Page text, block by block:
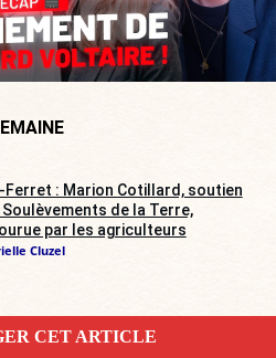
Ferret : Marion Cotillard, soutien
de la Terre,
par les agriculteurs
Cluzel
party illégale dans les Deux-
CET ARTICLE